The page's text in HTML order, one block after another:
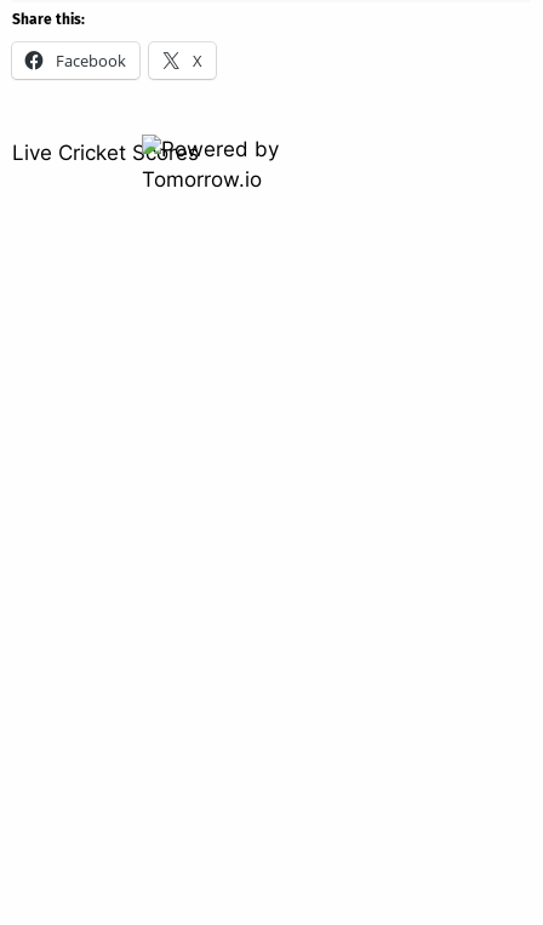
Share this:
Facebook X
Live Cricket Scores